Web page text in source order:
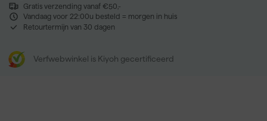
Gratis verzending vanaf €50,-
Vandaag voor 22:00u besteld = morgen in huis
Retourtermijn van 30 dagen
Verfwebwinkel is Kiyoh gecertificeerd